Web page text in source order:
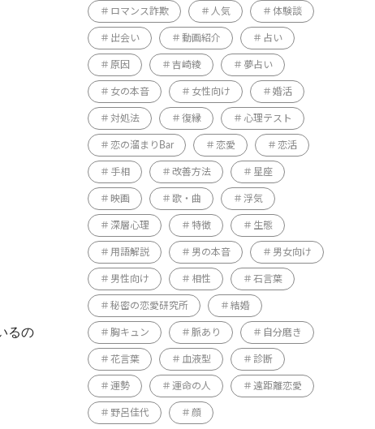
るの
ロマンス詐欺 人気 体験談
出会い 動画紹介 占い
原因 吉崎綾 夢占い
女の本音 女性向け 婚活
対処法 復縁 心理テスト
恋の溜まりBar 恋愛 恋活
手相 改善方法 星座
映画 歌・曲 浮気
深層心理 特徴 生態
用語解説 男の本音 男女向け
男性向け 相性 石言葉
秘密の恋愛研究所 結婚
胸キュン 脈あり 自分磨き
花言葉 血液型 診断
運勢 運命の人 遠距離恋愛
野呂佳代 顔